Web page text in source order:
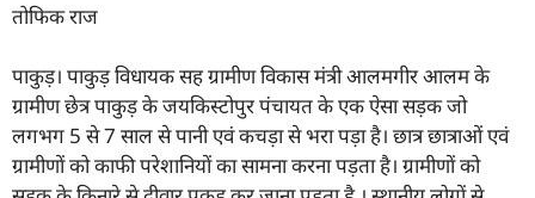
तोफिक राज
पाकुड़। पाकुड़ विधायक सह ग्रामीण विकास मंत्री आलमगीर आलम के
ग्रामीण छेत्र पाकुड़ के जयकिस्टोपुर पंचायत के एक ऐसा सड़क जो
लगभग 5 से 7 साल से पानी एवं कचड़ा से भरा पड़ा है। छात्र छात्राओं एवं
ग्रामीणों को काफी परेशानियों का सामना करना पड़ता है। ग्रामीणों को